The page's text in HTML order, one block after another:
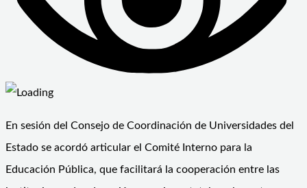
En sesión del Consejo de Coordinación de Universidades del
Estado se acordó articular el Comité Interno para la
Educación Pública, que facilitará la cooperación entre las